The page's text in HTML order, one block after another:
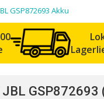
GSP872693 Akku
GSP872693